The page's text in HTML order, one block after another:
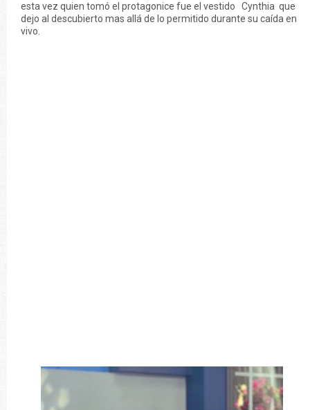
esta vez quien tomó el protagonice fue el vestido Cynthia que
dejo al descubierto mas allá de lo permitido durante su caída en
vivo.